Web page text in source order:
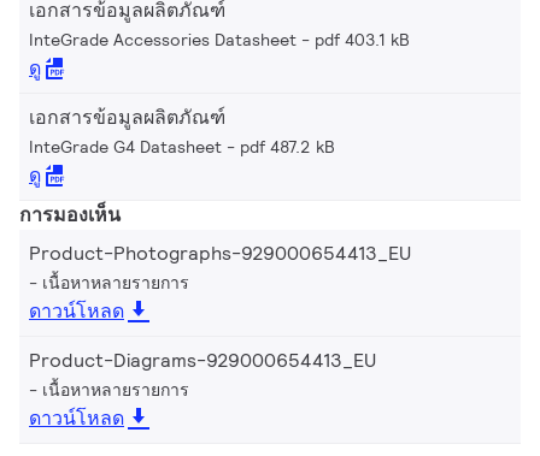
เอกสารข้อมูลผลิตภัณฑ์
InteGrade Accessories Datasheet pdf 403.1 kB
ดู
เอกสารข้อมูลผลิตภัณฑ์
InteGrade G4 Datasheet pdf 487.2 kB
ดู
การมองเห็น
Product-Photographs-929000654413_EU
เนื้อหาหลายรายการ
ดาวน์โหลด
Product-Diagrams-929000654413_EU
เนื้อหาหลายรายการ
ดาวน์โหลด